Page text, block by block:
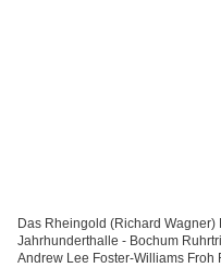
Das Rheingold (Richard
Jahrhunderthalle - Bochum
Andrew Lee Foster-Williams